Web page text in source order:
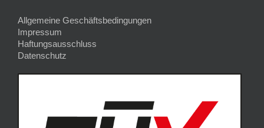
Allgemeine Geschäftsbedingungen
Impressum
Haftungsausschluss
Datenschutz